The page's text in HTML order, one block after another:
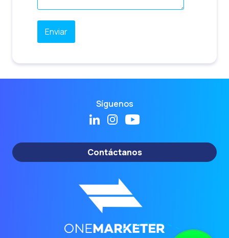
Síguenos
Contáctanos